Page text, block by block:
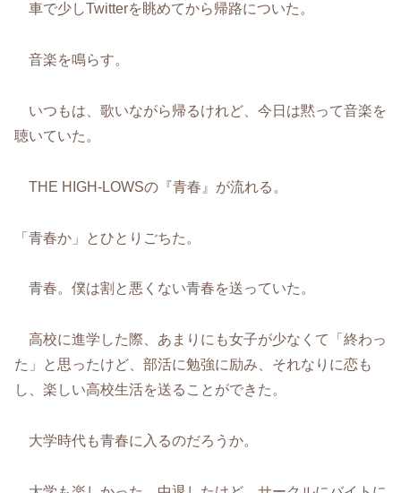
車で少しTwitterを眺めてから帰路についた。
音楽を鳴らす。
いつもは、歌いながら帰るけれど、今日は黙って音楽を
聴いていた。
THE HIGH-LOWSの『青春』が流れる。
「青春か」とひとりごちた。
青春。僕は割と悪くない青春を送っていた。
高校に進学した際、あまりにも女子が少なくて「終わっ
た」と思ったけど、部活に勉強に励み、それなりに恋も
し、楽しい高校生活を送ることができた。
大学時代も青春に入るのだろうか。